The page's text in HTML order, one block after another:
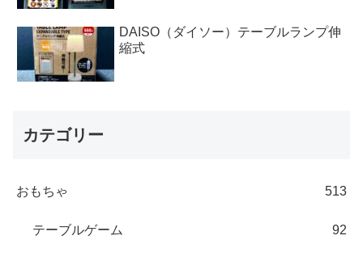
DAISO（ダイソー）テーブルランプ伸
縮式
カテゴリー
おもちゃ 513
テーブルゲーム 92